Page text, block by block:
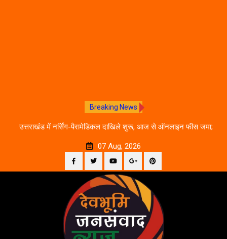
Breaking News
उत्तराखंड में नर्सिंग-पैरामेडिकल दाखिले शुरू, आज से ऑनलाइन फीस जमा;
07 Aug, 2026
Facebook
TwitterYouTubePlus
Google